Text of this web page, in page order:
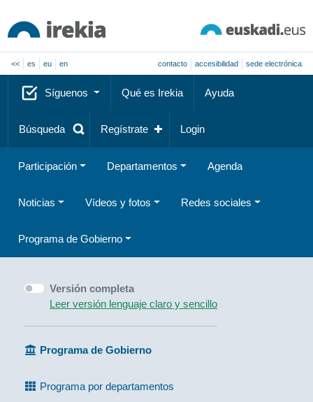
<< es eu en contacto accesibilidad sede electrónica
Síguenos Qué es Irekia Ayuda
Búsqueda Regístrate Login
Participación Departamentos Agenda
Noticias Vídeos y fotos Redes sociales
Programa de Gobierno
Versión completa
Leer versión lenguaje claro y sencillo
Programa de Gobierno
Programa por departamentos